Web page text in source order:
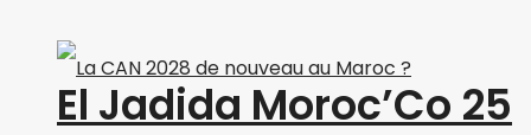
El Jadida Moroc’Co 25